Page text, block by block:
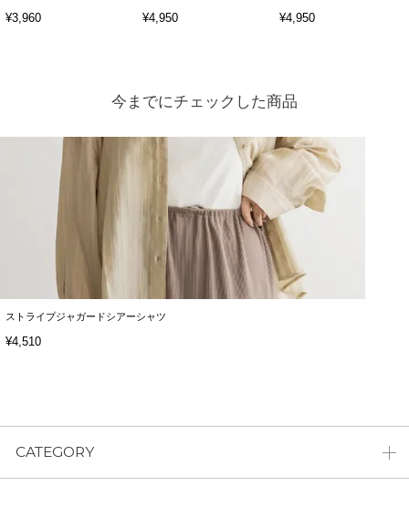
¥3,960 ¥4,950 ¥4,950
今までにチェックした商品
ストライプジャガードシアーシャツ
¥4,510
CATEGORY